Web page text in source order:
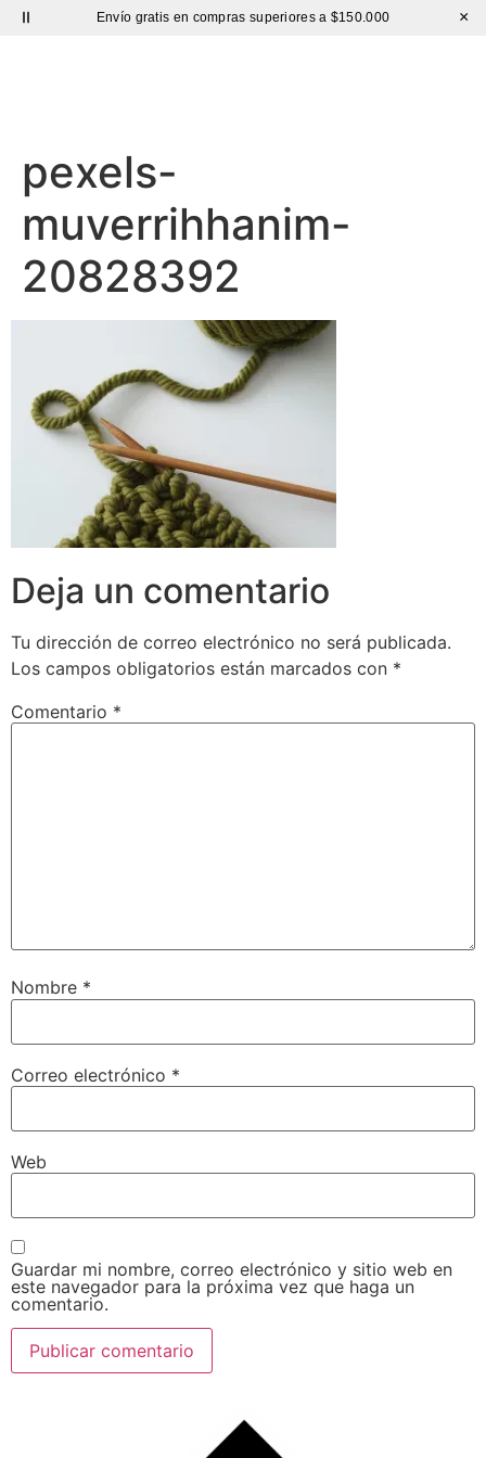
Envío gratis en compras superiores a $150.000 ×
pexels-
muverrihhanim-
20828392
Deja un comentario
Tu dirección de correo electrónico no será publicada.
Los campos obligatorios están marcados con *
Comentario *
Nombre *
Correo electrónico *
Web
Guardar mi nombre, correo electrónico y sitio web en
este navegador para la próxima vez que haga un
comentario.